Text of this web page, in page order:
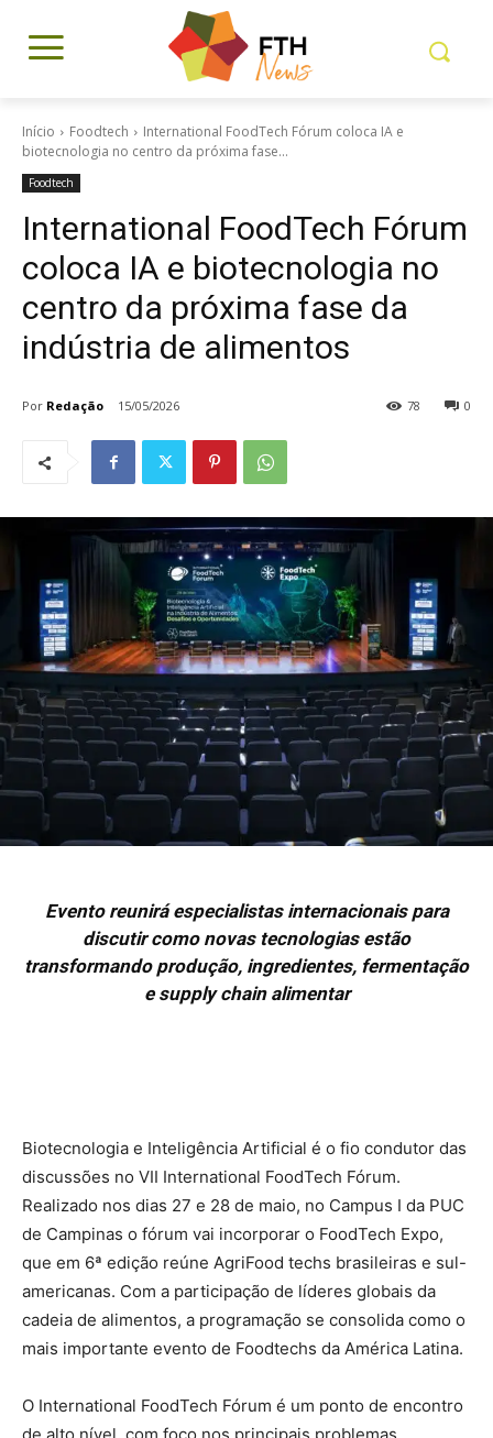
Início Foodtech
International FoodTech Fórum coloca IA e
biotecnologia no centro da próxima fase...
Foodtech
International FoodTech Fórum
coloca IA e biotecnologia no
centro da próxima fase da
indústria de alimentos
Por Redação 15/05/2026 0
78
Evento reunirá especialistas internacionais para
discutir como novas tecnologias estão
transformando produção, ingredientes, fermentação
e supply chain alimentar
Biotecnologia e Inteligência Artificial é o fio condutor das
discussões no VII International FoodTech Fórum.
Realizado nos dias 27 e 28 de maio, no Campus I da PUC
de Campinas o fórum vai incorporar o FoodTech Expo,
que em 6ª edição reúne AgriFood techs brasileiras e sul-
americanas. Com a participação de líderes globais da
cadeia de alimentos, a programação se consolida como o
mais importante evento de Foodtechs da América Latina.
O International FoodTech Fórum é um ponto de encontro